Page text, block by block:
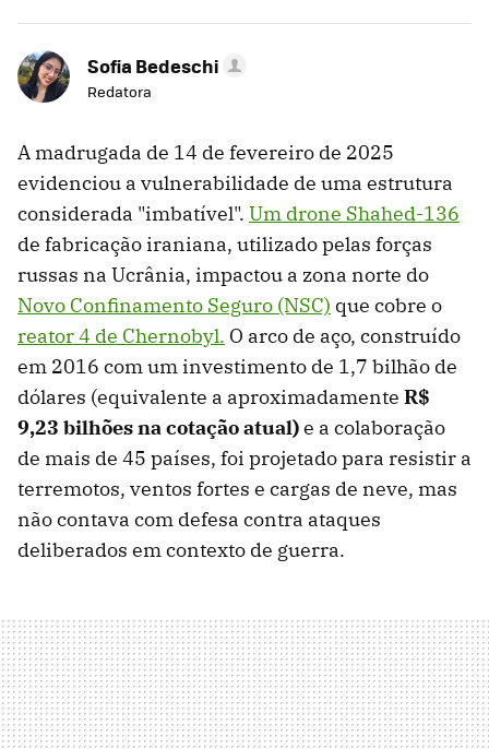
Sofia Bedeschi
Redatora
A madrugada de 14 de fevereiro de 2025
evidenciou a vulnerabilidade de uma estrutura
considerada "imbatível". Um drone Shahed-136
de fabricação iraniana, utilizado pelas forças
russas na Ucrânia, impactou a zona norte do
Novo Confinamento Seguro (NSC) que cobre o
reator 4 de Chernobyl. O arco de aço, construído
em 2016 com um investimento de 1,7 bilhão de
dólares (equivalente a aproximadamente R$
9,23 bilhões na cotação atual)e a colaboração
de mais de 45 países, foi projetado para resistir a
terremotos, ventos fortes e cargas de neve, mas
não contava com defesa contra ataques
deliberados em contexto de guerra.